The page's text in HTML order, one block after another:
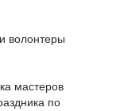
волонтеры
мастеров
по